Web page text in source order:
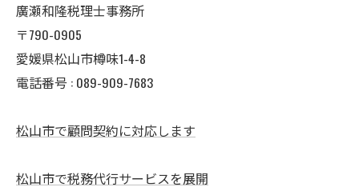
廣瀬和隆税理士事務所
〒790-0905
愛媛県松山市樽味1-4-8
電話番号 : 089-909-7683
松山市で顧問契約に対応します
松山市で税務代行サービスを展開